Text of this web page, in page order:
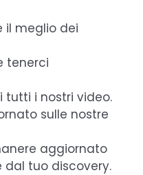
il meglio dei
tenerci
tutti i nostri video.
sulle nostre
aggiornato
tuo discovery.